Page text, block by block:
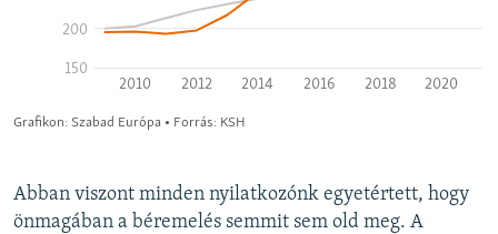
Abban viszont minden nyilatkozónk egyetértett, hogy
önmagában a béremelés semmit sem old meg. A